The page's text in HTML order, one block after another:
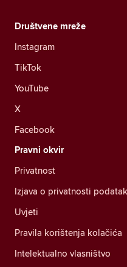
Društvene mreže
Instagram
TikTok
YouTube
X
Facebook
Pravni okvir
Privatnost
Izjava o privatnosti
Uvjeti
Pravila korištenja kolačića
Intelektualno vlasništvo